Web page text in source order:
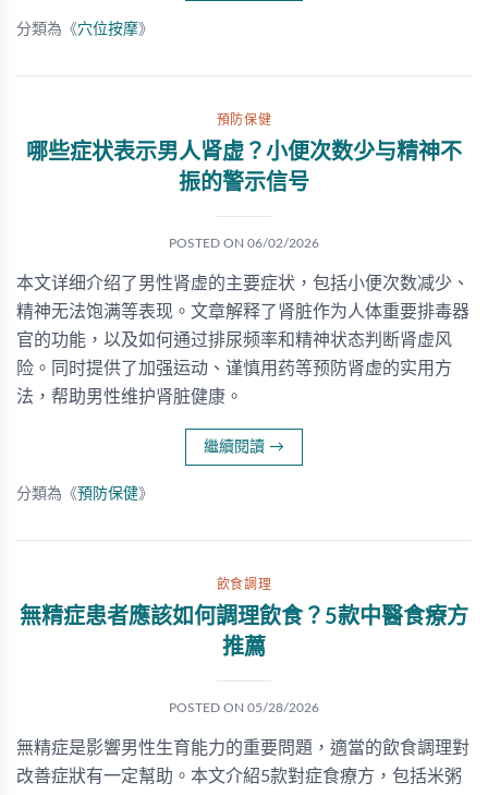
分類為《穴位按摩》
預防保健
哪些症状表示男人肾虚？小便次数少与精神不
振的警示信号
POSTED ON 06/02/2026
本文详细介绍了男性肾虚的主要症状，包括小便次数减少、
精神无法饱满等表现。文章解释了肾脏作为人体重要排毒器
官的功能，以及如何通过排尿频率和精神状态判断肾虚风
险。同时提供了加强运动、谨慎用药等预防肾虚的实用方
法，帮助男性维护肾脏健康。
繼續閱讀 →
分類為《預防保健》
飲食調理
無精症患者應該如何調理飲食？5款中醫食療方
推薦
POSTED ON 05/28/2026
無精症是影響男性生育能力的重要問題，適當的飲食調理對
改善症狀有一定幫助。本文介紹5款對症食療方，包括米粥